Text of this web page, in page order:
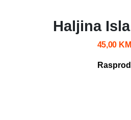
Haljina
45,00 KM